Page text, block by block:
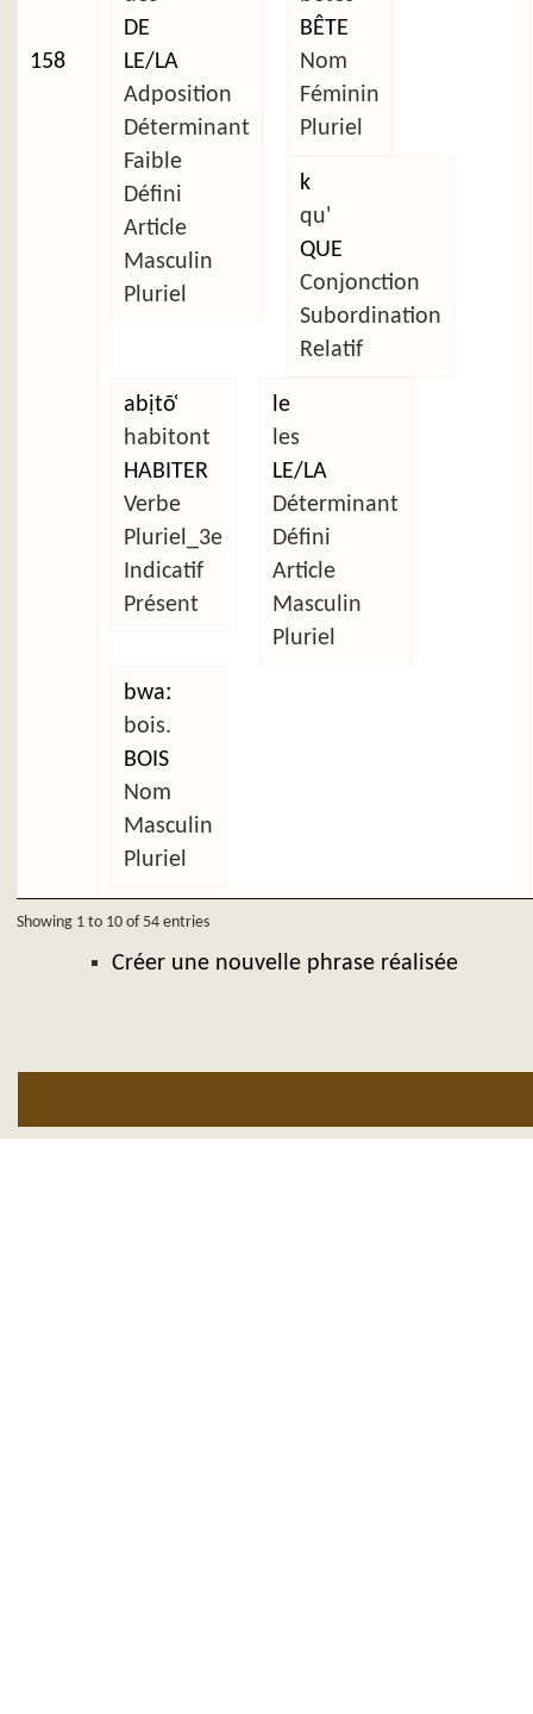
158
DE
LE/LA
Adposition
Déterminant
Faible
Défini
Article
Masculin
Pluriel
BÊTE
Nom
Féminin
Pluriel
k
qu'
QUE
Conjonction
Subordination
Relatif
abịtõ̜
habitont
HABITER
Verbe
Pluriel_3e
Indicatif
Présent
le
les
LE/LA
Déterminant
Défini
Article
Masculin
Pluriel
bwaː
bois.
BOIS
Nom
Masculin
Pluriel
Showing 1 to 10 of 54 entries
Créer une nouvelle phrase réalisée